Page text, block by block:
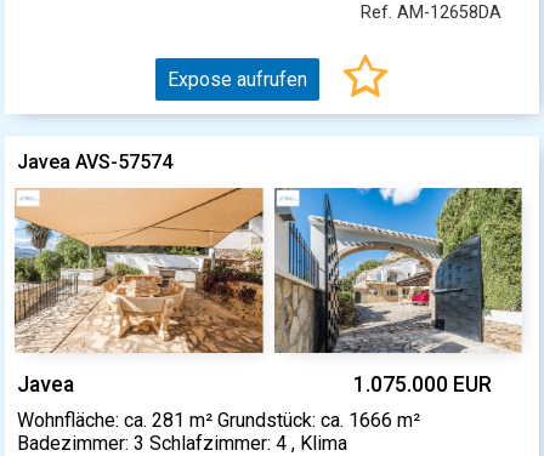
Ref. AM-12658DA
Expose aufrufen
Javea AVS-57574
Javea 1.075.000 EUR
Wohnfläche: ca. 281 m² Grundstück: ca. 1666 m²
Badezimmer: 3 Schlafzimmer: 4 , Klima